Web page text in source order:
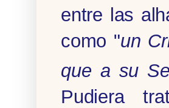
entre las
como "un
que a su
Pudiera